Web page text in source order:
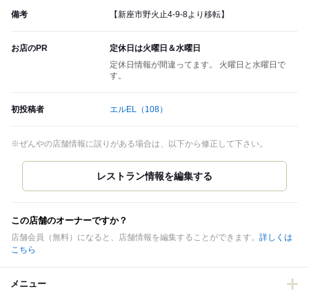
備考 【新座市野火止4-9-8より移転】
お店のPR
定休日は火曜日＆水曜日
定休日情報が間違ってます。 火曜日と水曜日で
す。
初投稿者 エルEL （108）
※ぜんやの店舗情報に誤りがある場合は、以下から修正して下さい。
この店舗のオーナーですか？
店舗会員（無料）になると、店舗情報を編集することができます。 詳しくは
こちら
メニュー